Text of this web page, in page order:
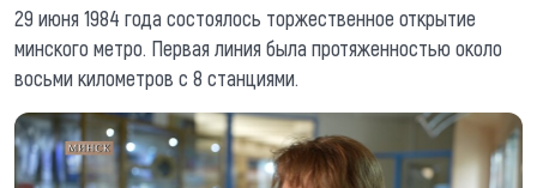
29 июня 1984 года состоялось торжественное открытие
минского метро. Первая линия была протяженностью около
восьми километров с 8 станциями.